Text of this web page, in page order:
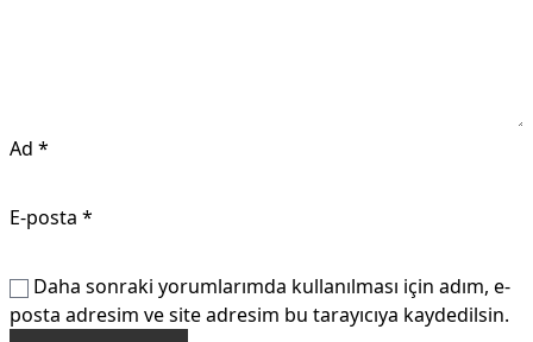
Ad *
E-posta *
Daha sonraki yorumlarımda kullanılması için adım, e-
posta adresim ve site adresim bu tarayıcıya kaydedilsin.